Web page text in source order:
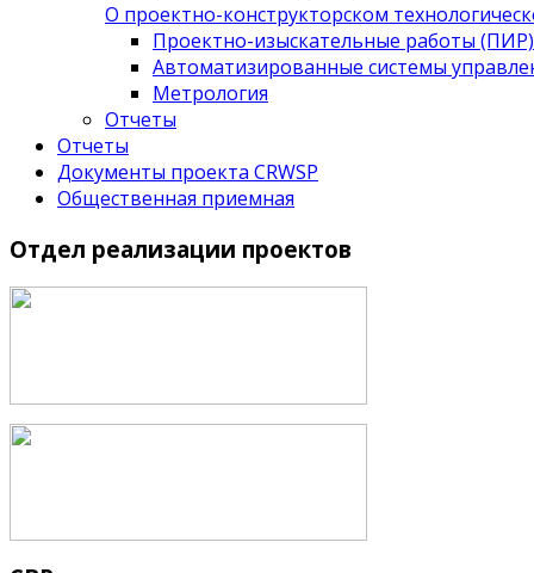
О проектно-конструкторском
Проектно-изыскательные работы (ПИР)
Автоматизированные системы
Метрология
Отчеты
Отчеты
Документы проекта CRWSP
Общественная приемная
Отдел реализации проектов